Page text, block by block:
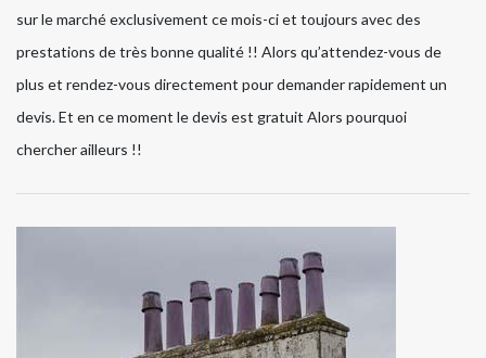
sur le marché exclusivement ce mois-ci et toujours avec des
prestations de très bonne qualité !! Alors qu’attendez-vous de
plus et rendez-vous directement pour demander rapidement un
devis. Et en ce moment le devis est gratuit Alors pourquoi
chercher ailleurs !!